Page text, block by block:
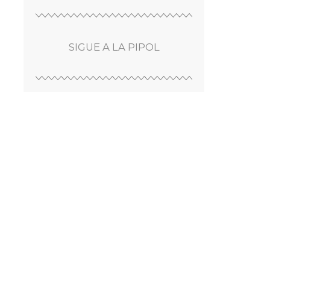
SIGUE A LA PIPOL